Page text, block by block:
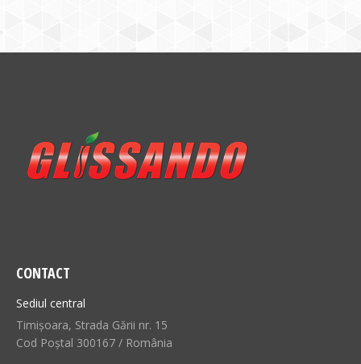
CONTACT
Sediul central
Timișoara, Strada Gării nr. 15
Cod Poștal 300167 / România